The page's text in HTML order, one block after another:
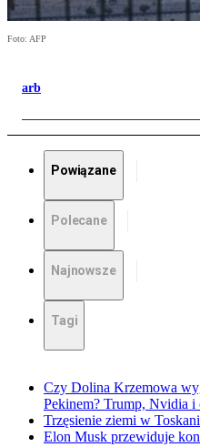
Foto: AFP
arb
Powiązane
Polecane
Najnowsze
Tagi
Czy Dolina Krzemowa
Pekinem? Trump, Nvidia i
Trzęsienie ziemi w
Elon Musk przewiduje